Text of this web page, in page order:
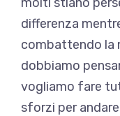
differenza
combattendo la
dobbiamo
vogliamo fare
sforzi per